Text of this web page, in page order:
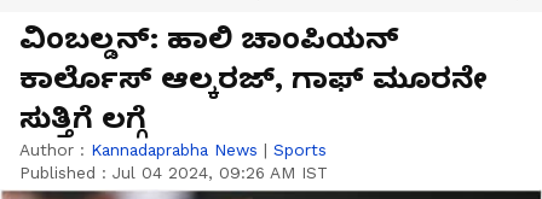
ವಿಂಬಲ್ಡನ್‌: ಹಾಲಿ ಚಾಂಪಿಯನ್
ಕಾರ್ಲೊಸ್ ಆಲ್ಕರಜ್, ಗಾಫ್ ಮೂರನೇ
ಸುತ್ತಿಗೆ ಲಗ್ಗೆ
Author : Kannadaprabha News | Sports
Published : Jul 04 2024, 09:26 AM IST